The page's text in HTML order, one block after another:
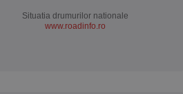
Situatia drumurilor nationale
www.roadinfo.ro